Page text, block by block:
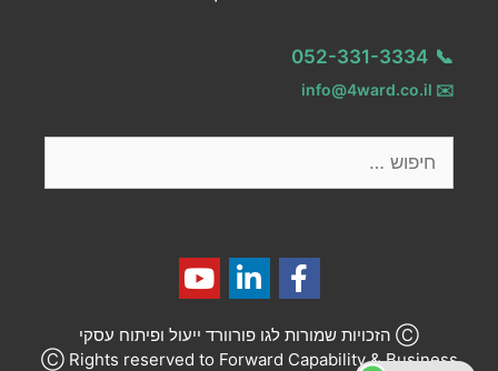
📞
052-331-3334
✉️
info@4ward.co.il
Ⓒ הזכויות שמורות לגו פורוורד ייעול ופיתוח עסקי
Ⓒ Rights reserved to Forward Capability & Business